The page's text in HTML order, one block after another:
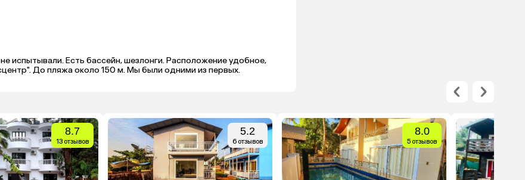
испытывали. Есть бассейн, шезлонги. Расположение удобное,
До пляжа около 150 м. Мы были одними из первых.
8.7
13 отзывов
5.2
6 отзывов
8.0
5 отзывов